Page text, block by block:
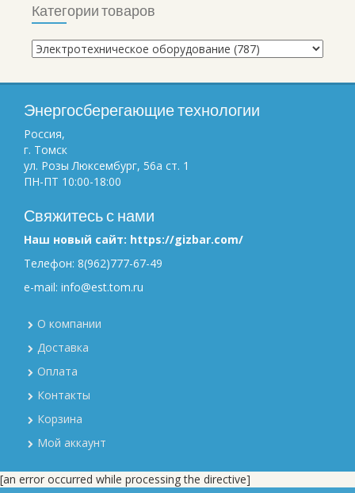
Категории товаров
Энергосберегающие технологии
Россия,
г. Томск
ул. Розы Люксембург, 56а ст. 1
ПН-ПТ 10:00-18:00
Свяжитесь с нами
Наш новый сайт: https://gizbar.com/
Телефон: 8(962)777-67-49
e-mail: info@est.tom.ru
О компании
Доставка
Оплата
Контакты
Корзина
Мой аккаунт
[an error occurred while processing the directive]